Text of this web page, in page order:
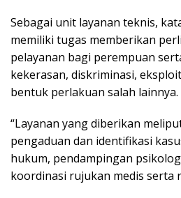
Sebagai unit layanan teknis,
memiliki tugas memberikan
pelayanan bagi perempuan
kekerasan, diskriminasi,
bentuk perlakuan salah lainnya.
“Layanan yang diberikan
pengaduan dan identifikasi
hukum, pendampingan
koordinasi rujukan medis serta